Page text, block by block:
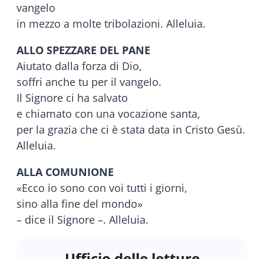
vangelo
in mezzo a molte tribolazioni. Alleluia.
ALLO SPEZZARE DEL PANE
Aiutato dalla forza di Dio,
soffri anche tu per il vangelo.
Il Signore ci ha salvato
e chiamato con una vocazione santa,
per la grazia che ci è stata data in Cristo Gesù.
Alleluia.
ALLA COMUNIONE
«Ecco io sono con voi tutti i giorni,
sino alla fine del mondo»
– dice il Signore –. Alleluia.